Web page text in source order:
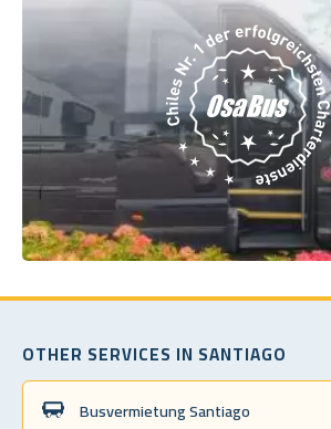
OTHER SERVICES IN SANTIAGO
Busvermietung Santiago